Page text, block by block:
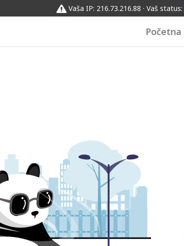
Vaša IP: 216.73.216.88 · Vaš status:
Početna